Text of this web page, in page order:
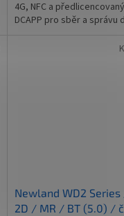
4G, NFC a
DCAPP pro sběr a správu
Newland WD2
2D / MR / BT (5.0) /